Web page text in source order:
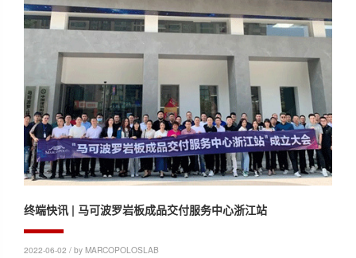
终端快讯 | 马可波罗岩板成品交付服务中心浙江站
2022-06-02 / by MARCOPOLOSLAB